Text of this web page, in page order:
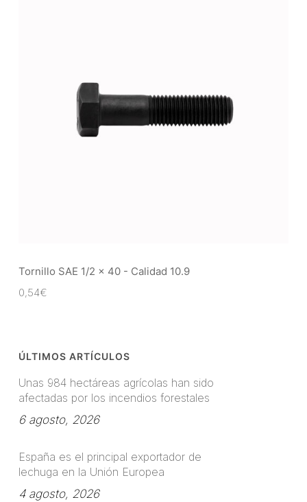
Tornillo SAE 1/2 x 40 - Calidad 10.9
0,54€
ÚLTIMOS ARTÍCULOS
Unas 984 hectáreas agrícolas han sido
afectadas por los incendios forestales
6 agosto, 2026
España es el principal exportador de
lechuga en la Unión Europea
4 agosto, 2026